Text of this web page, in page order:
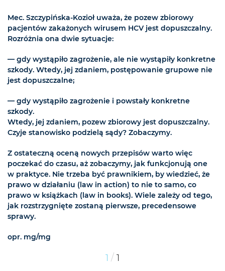
Mec. Szczypińska-Kozioł uważa, że pozew zbiorowy
pacjentów zakażonych wirusem HCV jest dopuszczalny.
Rozróżnia ona dwie sytuacje:
— gdy wystąpiło zagrożenie, ale nie wystąpiły konkretne
szkody. Wtedy, jej zdaniem, postępowanie grupowe nie
jest dopuszczalne;
— gdy wystąpiło zagrożenie i powstały konkretne
szkody.
Wtedy, jej zdaniem, pozew zbiorowy jest dopuszczalny.
Czyje stanowisko podzielą sądy? Zobaczymy.
Z ostateczną oceną nowych przepisów warto więc
poczekać do czasu, aż zobaczymy, jak funkcjonują one
w praktyce. Nie trzeba być prawnikiem, by wiedzieć, że
prawo w działaniu (law in action) to nie to samo, co
prawo w książkach (law in books). Wiele zależy od tego,
jak rozstrzygnięte zostaną pierwsze, precedensowe
sprawy.
opr. mg/mg
1 / 1